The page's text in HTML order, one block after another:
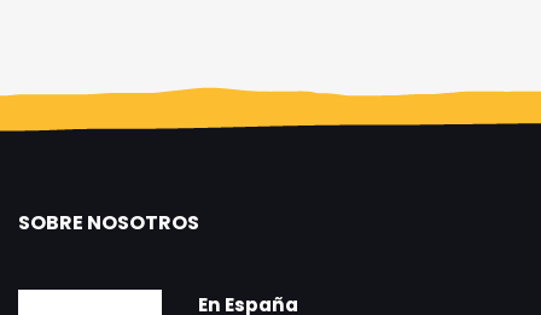
SOBRE NOSOTROS
En España